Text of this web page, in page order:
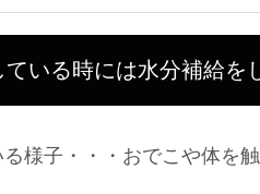
いる時には水分補給を
様子・・・おでこや体を